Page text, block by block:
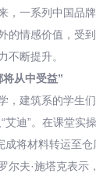
，一系列中国品
的情感价值，受
不断提升。
从中受益”
，建筑系的学生
迪”。在课堂实
成将材料转运至
尔夫·施塔克表示